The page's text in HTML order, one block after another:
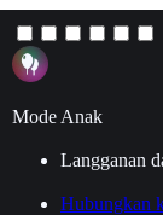
Mode Anak
Langganan
Hubungkan